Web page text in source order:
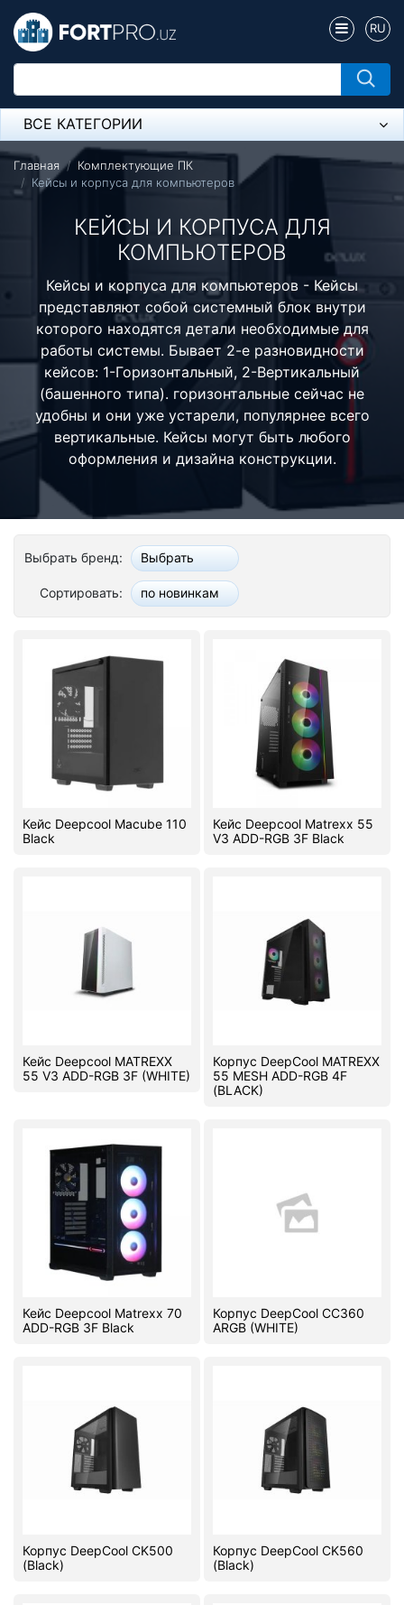
RU
ВСЕ КАТЕГОРИИ
Микрофон
Напольные розетки
Оборудование Mikrotik
Спикерфон
Модемы ADSL, Wan/Lan Роутеры, Wi-Fi
IP Телефония
Стереосистемы
Серверное оборудование
UPS Источники бесперебойного питания
Системы охлаждения
Видеоконференцсвязь
Digital Signage
Видеонаблюдение
Комплектующие ПК
Главная
Комплектующие ПК
Кейсы и корпуса для компьютеров
КЕЙСЫ И КОРПУСА ДЛЯ
КОМПЬЮТЕРОВ
Кейсы и корпуса для компьютеров - Кейсы
представляют собой системный блок внутри
которого находятся детали необходимые для
работы системы. Бывает 2-е разновидности
кейсов: 1-Горизонтальный, 2-Вертикальный
(башенного типа). горизонтальные сейчас не
удобны и они уже устарели, популярнее всего
вертикальные. Кейсы могут быть любого
оформления и дизайна конструкции.
Выбрать бренд: Выбрать
Сортировать: по новинкам
Кейс Deepcool Macube 110
Black
Кейс Deepcool Matrexx 55
V3 ADD-RGB 3F Black
Кейс Deepcool MATREXX
55 V3 ADD-RGB 3F (WHITE)
Корпус DeepCool MATREXX
55 MESH ADD-RGB 4F
(BLACK)
Кейс Deepcool Matrexx 70
ADD-RGB 3F Black
Корпус DeepCool CC360
ARGB (WHITE)
Корпус DeepCool CK500
(Black)
Корпус DeepCool CK560
(Black)